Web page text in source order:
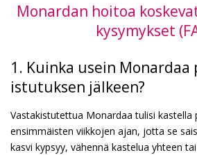
Monardan hoitoa
kysymykset
1. Kuinka usein
istutuksen jälkeen?
Vastakistutettua Monardaa tulisi kastella
ensimmäisten viikkojen ajan, jotta se
kasvi kypsyy, vähennä kastelua yhteen